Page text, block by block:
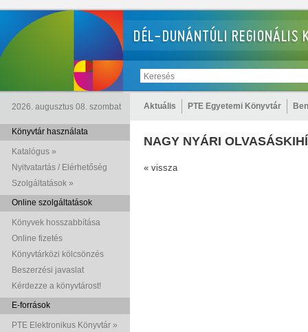
2026. augusztus 08. szombat Aktuális PTE Egyetemi Könyvtár
Könyvtár használata
Katalógus »
Nyitvatartás / Elérhetőség
Szolgáltatások »
Online szolgáltatások
Könyvek hosszabbítása
Online fizetés
Könyvtárközi kölcsönzés
Beszerzési javaslat
Kérdezze a könyvtárost!
E-források
PTE Elektronikus Könyvtár »
NAGY NYÁRI
« vissza